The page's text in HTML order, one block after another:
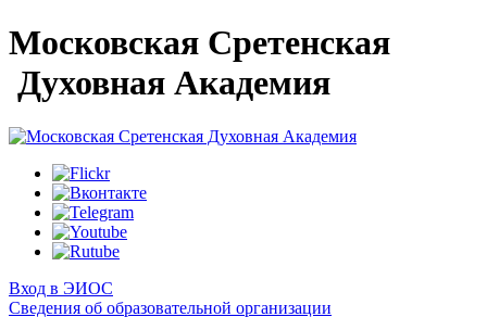
Московская Сретенская
Духовная Академия
Вход в ЭИОС
Сведения об образовательной организации